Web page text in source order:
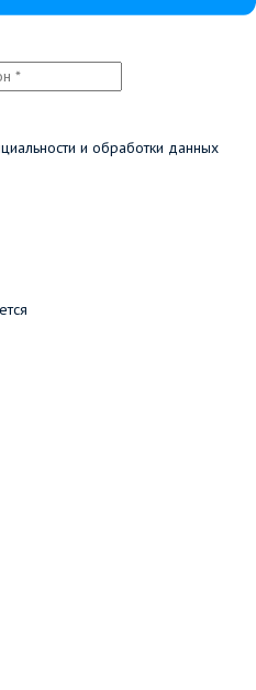
и обработки данных